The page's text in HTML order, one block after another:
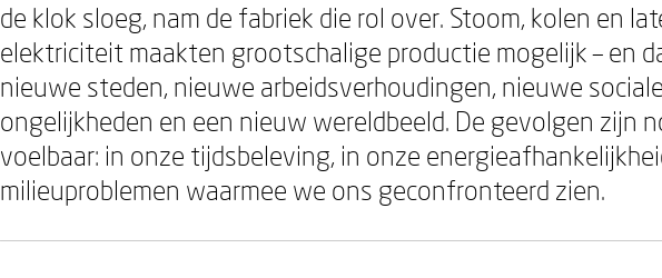
de klok sloeg, nam de fabriek die rol over. Stoom, kolen en
elektriciteit maakten grootschalige productie mogelijk – en
nieuwe steden, nieuwe arbeidsverhoudingen, nieuwe sociale
ongelijkheden en een nieuw wereldbeeld. De gevolgen zijn
voelbaar: in onze tijdsbeleving, in onze
milieuproblemen waarmee we ons geconfronteerd zien.